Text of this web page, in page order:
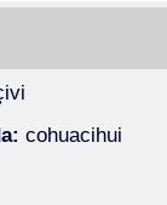
cohuacihui